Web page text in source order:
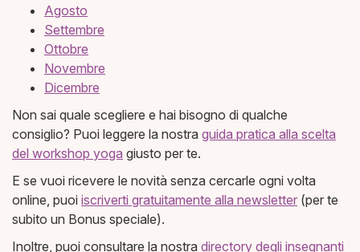
​Agosto​
​Settembre​
​Ottobre​
​Novembre​
​Dicembre
Non sai quale scegliere e hai bisogno di qualche
consiglio? Puoi leggere la nostra guida pratica alla scelta
del workshop yoga giusto per te.
E se vuoi ricevere le novità senza cercarle ogni volta
online, puoi iscriverti gratuitamente alla newsletter (per te
subito un Bonus speciale).
Inoltre, puoi consultare la nostra directory degli insegnanti